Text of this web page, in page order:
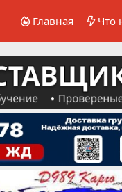
Главная Что